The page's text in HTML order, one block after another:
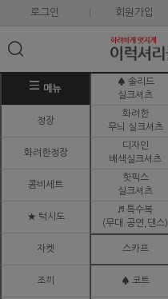
로그인 회원가입
메뉴
♠ 솔리드
실크셔츠
정장
화려한
무늬 실크셔츠
화려한정장
디자인
배색실크셔츠
콤비세트
핫픽스
실크셔츠
★ 턱시도
♬ 특수복
(무대.공연,댄스)
자켓 스카프
조끼 ♠ 코트